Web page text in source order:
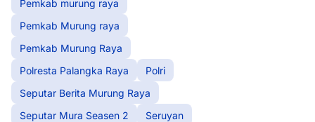
Pemkab murung raya
Pemkab Murung raya
Pemkab Murung Raya
Polresta Palangka Raya
Polri
Seputar Berita Murung Raya
Seputar Mura Seasen 2
Seruyan